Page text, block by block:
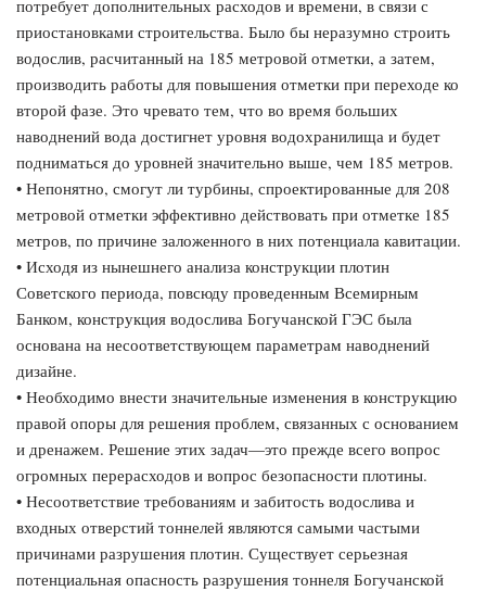
потребует дополнительных расходов и времени, в связи с
приостановками строительства. Было бы неразумно строить
водослив, расчитанный на 185 метровой отметки, а затем,
производить работы для повышения отметки при переходе ко
второй фазе. Это чревато тем, что во время больших
наводнений вода достигнет уровня водохранилища и будет
подниматься до уровней значительно выше, чем 185 метров.
• Непонятно, смогут ли турбины, спроектированные для 208
метровой отметки эффективно действовать при отметке 185
метров, по причине заложенного в них потенциала кавитации.
• Исходя из нынешнего анализа конструкции плотин
Советского периода, повсюду проведенным Всемирным
Банком, конструкция водослива Богучанской ГЭС была
основана на несоответствующем параметрам наводнений
дизайне.
• Необходимо внести значительные изменения в конструкцию
правой опоры для решения проблем, связанных с основанием
и дренажем. Решение этих задач—это прежде всего вопрос
огромных перерасходов и вопрос безопасности плотины.
• Несоответствие требованиям и забитость водослива и
входных отверстий тоннелей являются самыми частыми
причинами разрушения плотин. Существует серьезная
потенциальная опасность разрушения тоннеля Богучанской